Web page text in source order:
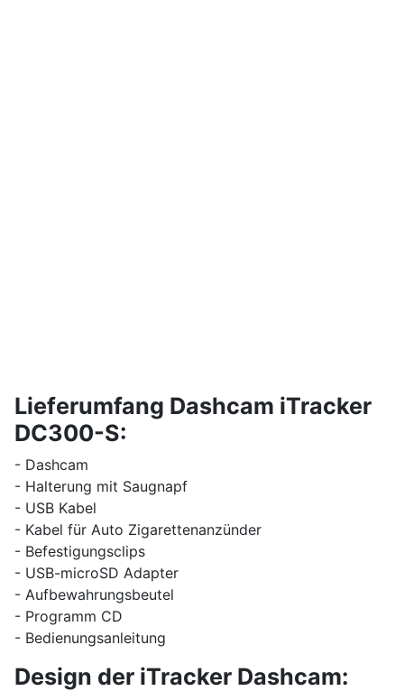
Lieferumfang Dashcam iTracker
DC300-S:
- Dashcam
- Halterung mit Saugnapf
- USB Kabel
- Kabel für Auto Zigarettenanzünder
- Befestigungsclips
- USB-microSD Adapter
- Aufbewahrungsbeutel
- Programm CD
- Bedienungsanleitung
Design der iTracker Dashcam: